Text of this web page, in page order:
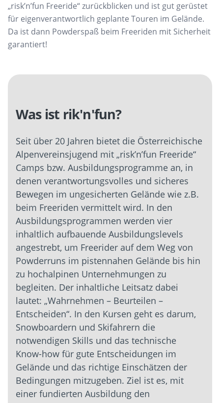
„risk’n’fun Freeride“ zurückblicken und ist gut gerüstet
für eigenverantwortlich geplante Touren im Gelände.
Da ist dann Powderspaß beim Freeriden mit Sicherheit
garantiert!
Was ist rik'n'fun?
Seit über 20 Jahren bietet die Österreichische
Alpenvereinsjugend mit „risk’n’fun Freeride“
Camps bzw. Ausbildungsprogramme an, in
denen verantwortungsvolles und sicheres
Bewegen im ungesicherten Gelände wie z.B.
beim Freeriden vermittelt wird. In den
Ausbildungsprogrammen werden vier
inhaltlich aufbauende Ausbildungslevels
angestrebt, um Freerider auf dem Weg von
Powderruns im pistennahen Gelände bis hin
zu hochalpinen Unternehmungen zu
begleiten. Der inhaltliche Leitsatz dabei
lautet: „Wahrnehmen – Beurteilen –
Entscheiden“. In den Kursen geht es darum,
Snowboardern und Skifahrern die
notwendigen Skills und das technische
Know-how für gute Entscheidungen im
Gelände und das richtige Einschätzen der
Bedingungen mitzugeben. Ziel ist es, mit
einer fundierten Ausbildung den